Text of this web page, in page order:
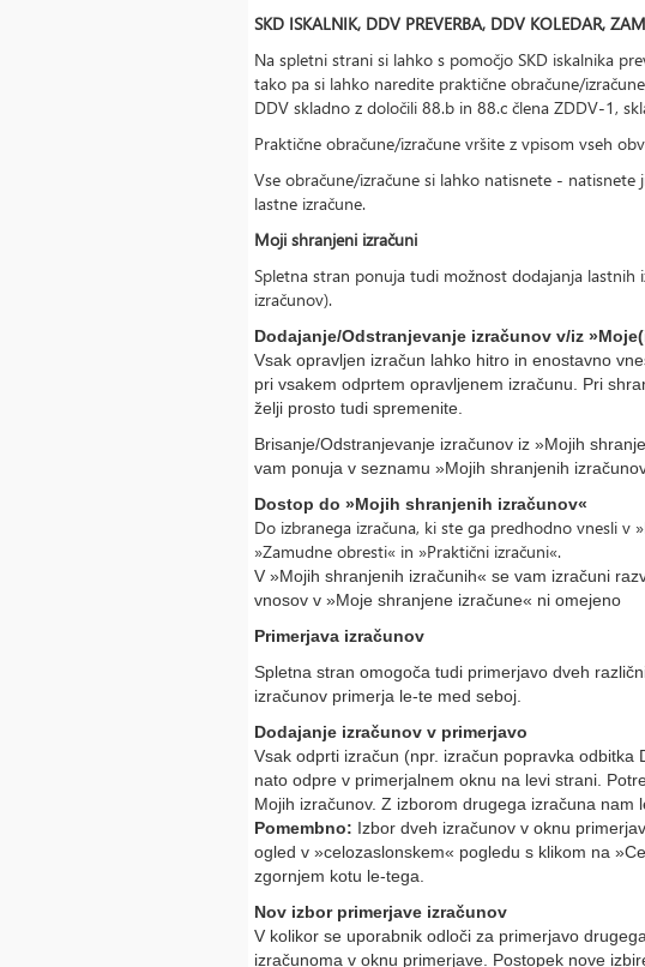
SKD ISKALNIK, DDV PREVERBA, DDV KOLEDAR,
Na spletni strani si lahko s pomočjo SKD iskalnika
tako pa si lahko naredite praktične obračune/
DDV skladno z določili 88.b in 88.c člena ZDDV-1,
Praktične obračune/izračune vršite z vpisom vseh
Vse obračune/izračune si lahko natisnete -
lastne izračune.
Moji shranjeni izračuni
Spletna stran ponuja tudi možnost dodajanja
izračunov).
Dodajanje/Odstranjevanje izračunov v/iz
Vsak opravljen izračun lahko hitro in enostavno
pri vsakem odprtem opravljenem izračunu. Pri
želji prosto tudi spremenite.
Brisanje/Odstranjevanje izračunov iz »Mojih
vam ponuja v seznamu »Mojih shranjenih
Dostop do »Mojih shranjenih izračunov«
Do izbranega izračuna, ki ste ga predhodno vnesli v
»Zamudne obresti« in »Praktični izračuni«.
V »Mojih shranjenih izračunih« se vam izračuni
vnosov v »Moje shranjene izračune« ni omejeno
Primerjava izračunov
Spletna stran omogoča tudi primerjavo dveh
izračunov primerja le-te med seboj.
Dodajanje izračunov v primerjavo
Vsak odprti izračun (npr. izračun popravka
nato odpre v primerjalnem oknu na levi strani.
Mojih izračunov. Z izborom drugega izračuna nam
Pomembno: Izbor dveh izračunov v oknu
ogled v »celozaslonskem« pogledu s klikom na
zgornjem kotu le-tega.
Nov izbor primerjave izračunov
V kolikor se uporabnik odloči za primerjavo
izračunoma v oknu primerjave. Postopek nove